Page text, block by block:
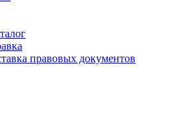
правовых документов